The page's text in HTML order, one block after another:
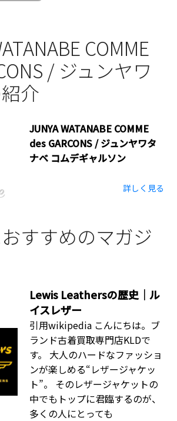
COMME
/ ジュンヤワ
介
JUNYA WATANABE COMME
des GARCONS / ジュンヤワタ
ナベ コムデギャルソン
詳しく見る
すすめのマガジ
Lewis Leathersの歴史｜ル
イスレザー
引用wikipedia こんにちは。ブ
ランド古着買取専門店KLDで
す。 大人のハードなファッショ
ンが楽しめる“レザージャケッ
ト”。 そのレザージャケットの
中でもトップに君臨するのが、
多くの人にとっても